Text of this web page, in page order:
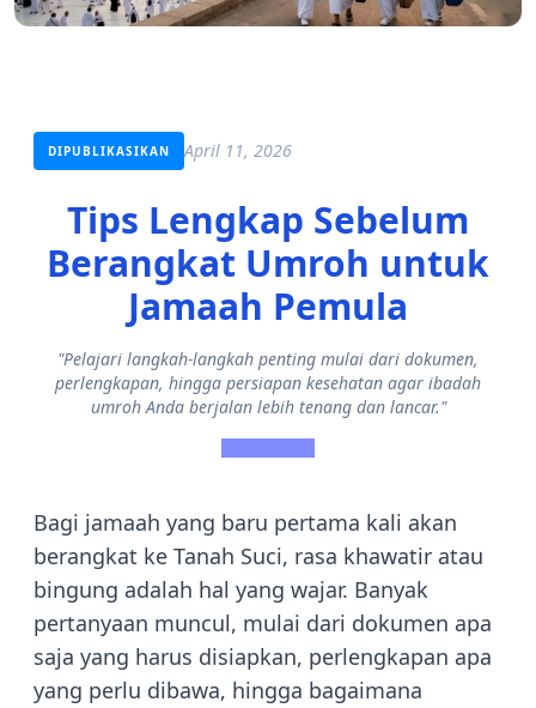
DIPUBLIKASIKAN April 11, 2026
Tips Lengkap Sebelum
Berangkat Umroh untuk
Jamaah Pemula
"Pelajari langkah-langkah penting mulai dari dokumen,
perlengkapan, hingga persiapan kesehatan agar ibadah
umroh Anda berjalan lebih tenang dan lancar."
Bagi jamaah yang baru pertama kali akan
berangkat ke Tanah Suci, rasa khawatir atau
bingung adalah hal yang wajar. Banyak
pertanyaan muncul, mulai dari dokumen apa
saja yang harus disiapkan, perlengkapan apa
yang perlu dibawa, hingga bagaimana